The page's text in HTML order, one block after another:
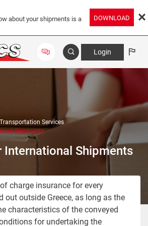
about your shipments is a
DOWNLOAD
Login
Services
Shipments
International Shipments
charge insurance for every
out outside Greece, as long as the
characteristics of the conveyed
for undertaking the